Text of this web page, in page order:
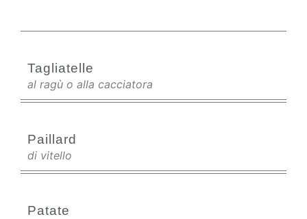
Tagliatelle
al ragù o alla cacciatora
Paillard
di vitello
Patate